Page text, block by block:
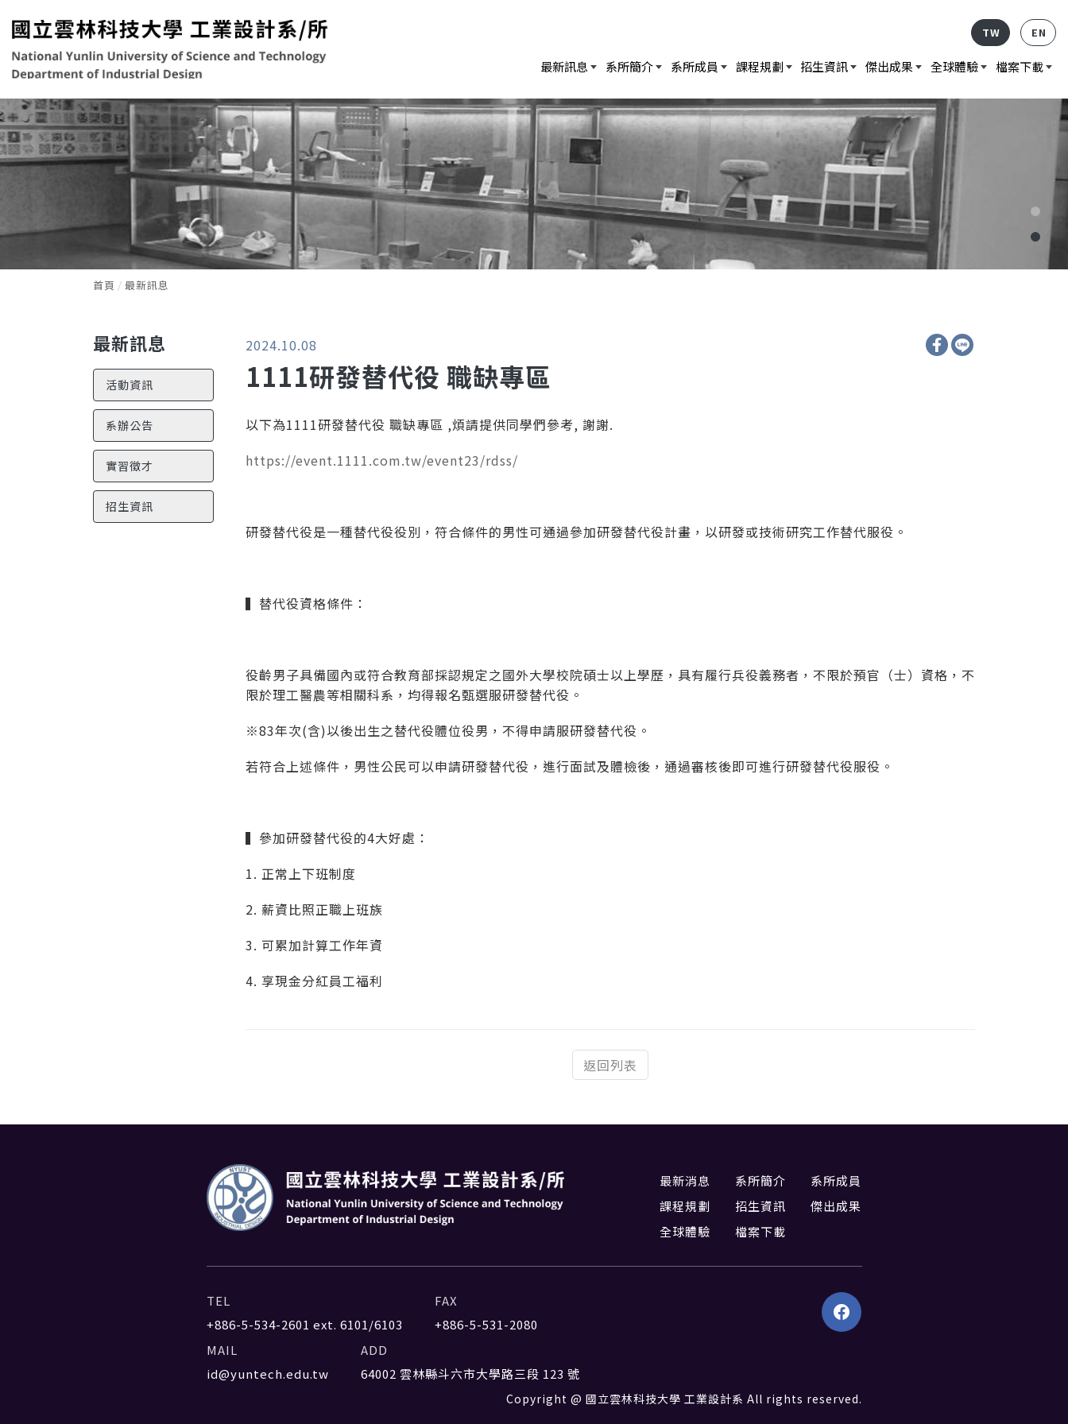
最新訊息 系所簡介 系所成員 課程規劃 招生資訊 傑出成果 全球體驗 檔案下載
TW EN
首頁 最新訊息
最新訊息
活動資訊
系辦公告
實習徵才
招生資訊
2024.10.08
1111研發替代役 職缺專區
以下為1111研發替代役 職缺專區 ,煩請提供同學們參考, 謝謝.
https://event.1111.com.tw/event23/rdss/
研發替代役是一種替代役役別，符合條件的男性可通過參加研發替代役計畫，以研發或技術研究工作替代服役。
▍替代役資格條件：
役齡男子具備國內或符合教育部採認規定之國外大學校院碩士以上學歷，具有履行兵役義務者，不限於預官（士）資格，不
限於理工醫農等相關科系，均得報名甄選服研發替代役。
※83年次(含)以後出生之替代役體位役男，不得申請服研發替代役。
若符合上述條件，男性公民可以申請研發替代役，進行面試及體檢後，通過審核後即可進行研發替代役服役。
▍參加研發替代役的4大好處：
1. 正常上下班制度
2. 薪資比照正職上班族
3. 可累加計算工作年資
4. 享現金分紅員工福利
返回列表
最新消息 系所簡介
系所成員
課程規劃
招生資訊
傑出成果
全球體驗
檔案下載
TEL
+886-5-534-2601 ext. 6101/6103
FAX
+886-5-531-2080
MAIL
id@yuntech.edu.tw
ADD
64002 雲林縣斗六市大學路三段 123 號
Copyright @ 國立雲林科技大學 工業設計系 All rights reserved.